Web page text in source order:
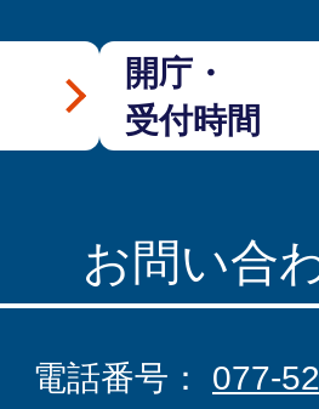
開庁・
受付時間
お問い合
電話番号： 077-